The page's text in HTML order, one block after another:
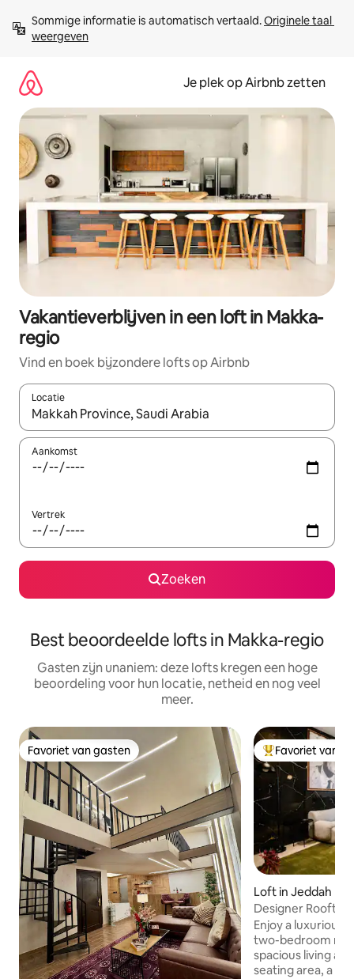
direct
naar
Sommige informatie is automatisch vertaald. Originele taal
weergeven
Je plek op Airbnb zetten
Vakantieverblijven in een loft in Makka-
regio
Vind en boek bijzondere lofts op Airbnb
Locatie
Wanneer er resultaten beschikbaar zijn, maak je een keuze
Aankomst
Vertrek
Zoeken
Best beoordeelde lofts in Makka-regio
Gasten zijn unaniem: deze lofts kregen een hoge
beoordeling voor hun locatie, netheid en nog veel
meer.
Favoriet van gasten
Favoriet van gasten Topfavoriet van
Favoriet van
Loft in Jeddah
Designer
Lounge|Prime
Enjoy a luxurious
two-bedroom
spacious living
seating area, a